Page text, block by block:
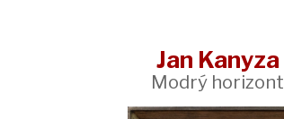
Jan Kanyza
Modrý horizont